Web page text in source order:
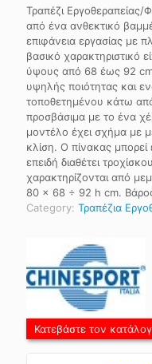
Τραπέζι Εργοθεραπείας/
από ένα ανθεκτικό
επιφάνεια εργασίας με
βασικό χαρακτηριστικό
ύψους από 68 έως 92
υψηλής ποιότητας και
τοποθετημένου κάτω
προσβάσιμα με το ένα
μοντέλο έχει σχήμα με
κλίση. Ο πίνακας μπορεί
επειδή διαθέτει
χαρακτηρίζονται από
80 x 68 ÷ 92 h cm.
Category: Τραπέζια
Κατεβάστε τον